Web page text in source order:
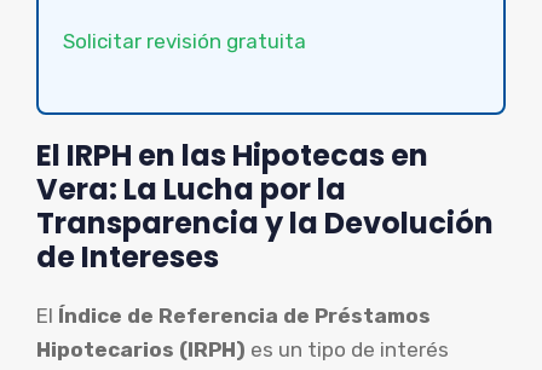
Solicitar revisión gratuita
El IRPH en las Hipotecas en
Vera: La Lucha por la
Transparencia y la Devolución
de Intereses
El Índice de Referencia de Préstamos
Hipotecarios (IRPH) es un tipo de interés